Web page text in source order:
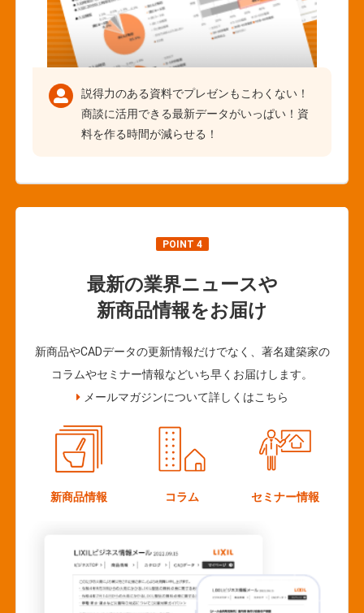
説得力のある資料でプレゼンもこわくない！
商談に活用できる最新データがいっぱい！資
料を作る時間が減らせる！
POINT 4
最新の業界ニュースや
新商品情報をお届け
新商品やCADデータの更新情報だけでなく、著名建築家の
コラムやセミナー情報などいち早くお届けします。
メールマガジンについて詳しくはこちら
新商品情報 コラム セミナー情報